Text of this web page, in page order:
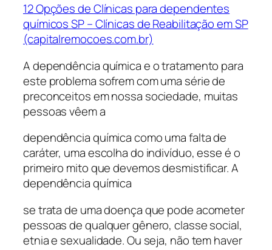
12 Opções de Clínicas para dependentes
químicos SP – Clínicas de Reabilitação em SP
(capitalremocoes.com.br)
A dependência química e o tratamento para
este problema sofrem com uma série de
preconceitos em nossa sociedade, muitas
pessoas vêem a
dependência química como uma falta de
caráter, uma escolha do indivíduo, esse é o
primeiro mito que devemos desmistificar. A
dependência química
se trata de uma doença que pode acometer
pessoas de qualquer gênero, classe social,
etnia e sexualidade. Ou seja, não tem haver